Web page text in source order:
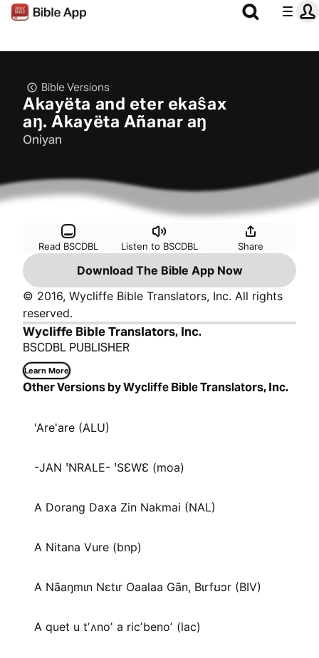
Bible Versions
Akayëta and eter ekaŝax
aŋ. Akayëta Añanar aŋ
Oniyan
Read BSCDBL Listen to BSCDBL Share
Download The Bible App Now
© 2016, Wycliffe Bible Translators, Inc. All rights
reserved.
Wycliffe Bible Translators, Inc.
BSCDBL PUBLISHER
Learn More
Other Versions by Wycliffe Bible Translators, Inc.
'Are'are (ALU)
-JAN ꞌNRALE- ꞌSƐWƐ (moa)
A Dorang Daxa Zin Nakmai (NAL)
A Nitana Vure (bnp)
A Nãaŋmɩn Nɛtɩr Oaalaa Gãn, Bɩrfʊɔr (BIV)
A quet u tʼʌnoʼ a ricʼbenoʼ (lac)